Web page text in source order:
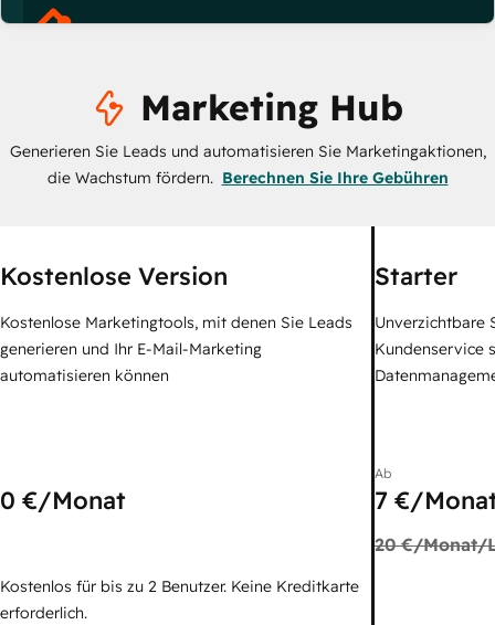
Marketing Hub
Generieren Sie Leads und automatisieren Sie Marketingaktionen,
die Wachstum fördern. Berechnen Sie Ihre Gebühren
Kostenlose Version
Kostenlose Marketingtools, mit denen Sie Leads
generieren und Ihr E-Mail-Marketing
automatisieren können
0 €/Monat
Kostenlos für bis zu 2 Benutzer. Keine Kreditkarte
erforderlich.
Starter
Unverzichtbare
Kundenservice
Ab
7 €/
20 €/Monat/